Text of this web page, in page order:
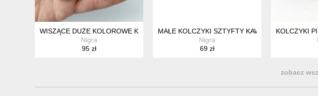
WISZĄCE DUŻE KOLOROWE KOLCZYKI KOŁA NA SZTYFTACH
Nigra
95 zł
MAŁE KOLCZYKI SZTYFTY KAWAII KSIĄŻECZKI
Nigra
69 zł
KOLCZYKI
zobacz